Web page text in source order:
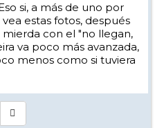
si, a más de uno por
estas fotos, después
con el "no llegan,
va poco más avanzada,
menos como si tuviera